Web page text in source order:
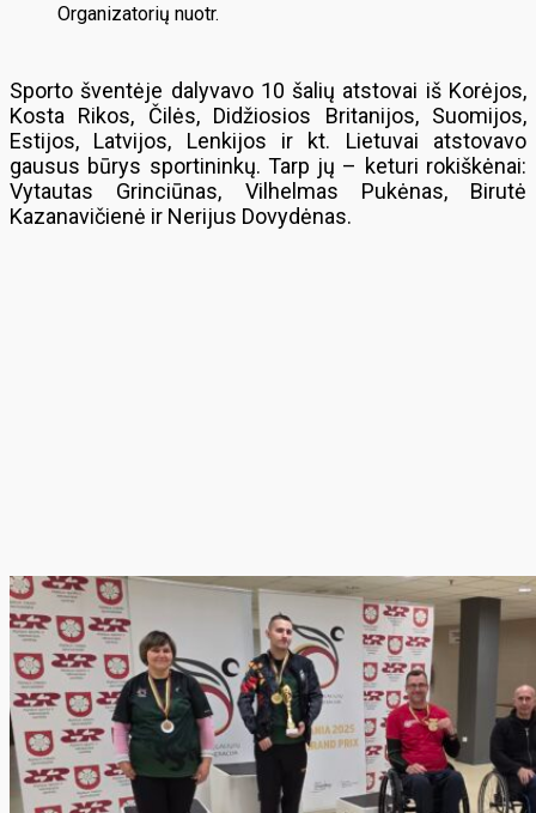
Organizatorių nuotr.
Sporto šventėje dalyvavo 10 šalių atstovai iš Korėjos,
Kosta Rikos, Čilės, Didžiosios Britanijos, Suomijos,
Estijos, Latvijos, Lenkijos ir kt. Lietuvai atstovavo
gausus būrys sportininkų. Tarp jų – keturi rokiškėnai:
Vytautas Grinciūnas, Vilhelmas Pukėnas, Birutė
Kazanavičienė ir Nerijus Dovydėnas.